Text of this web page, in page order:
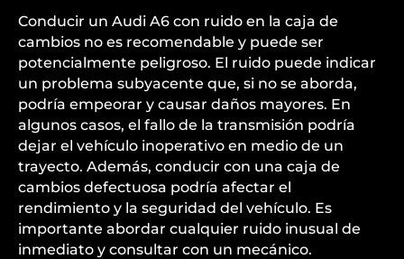
Conducir un Audi A6 con ruido en la caja de
cambios no es recomendable y puede ser
potencialmente peligroso. El ruido puede indicar
un problema subyacente que, si no se aborda,
podría empeorar y causar daños mayores. En
algunos casos, el fallo de la transmisión podría
dejar el vehículo inoperativo en medio de un
trayecto. Además, conducir con una caja de
cambios defectuosa podría afectar el
rendimiento y la seguridad del vehículo. Es
importante abordar cualquier ruido inusual de
inmediato y consultar con un mecánico.